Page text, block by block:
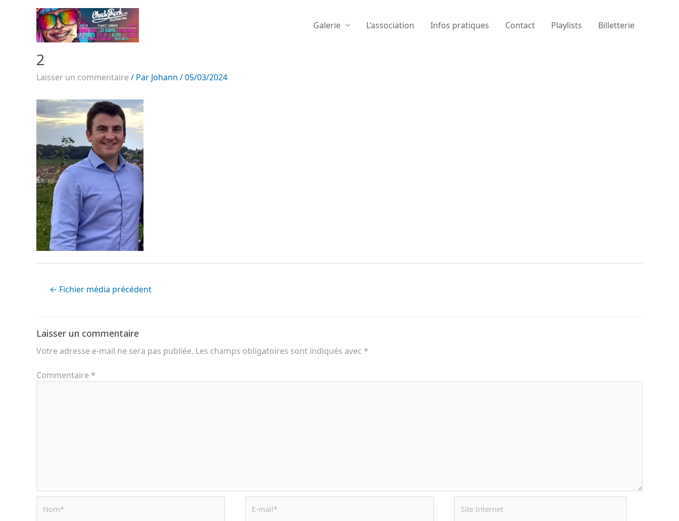
Galerie L’association Infos pratiques Contact Playlists Billetterie
2
Laisser un commentaire / Par Johann /05/03/2024
← Fichier média précédent
Laisser un commentaire
Votre adresse e-mail ne sera pas publiée. Les champs obligatoires sont indiqués avec *
Commentaire *